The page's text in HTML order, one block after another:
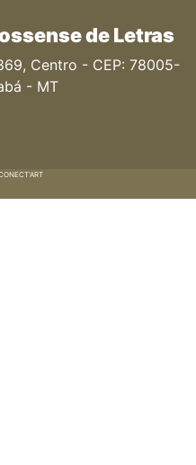
de Letras
Centro - CEP: 78005-
- MT